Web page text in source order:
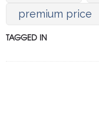
premium price
TAGGED IN